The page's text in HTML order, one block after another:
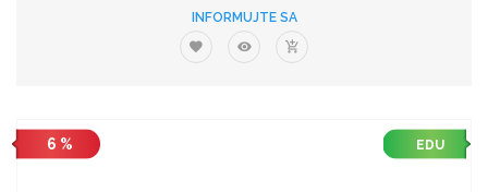
INFORMUJTE SA
6 % EDU